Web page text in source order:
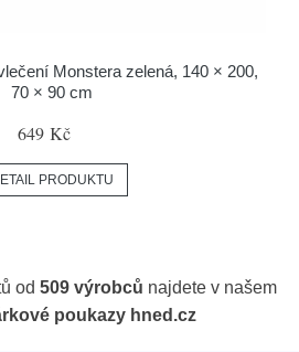
Monstera zelená, 140 × 200,
70 × 90 cm
649 Kč
PRODUKTU
od 509 výrobců najdete v našem
poukazy hned.cz